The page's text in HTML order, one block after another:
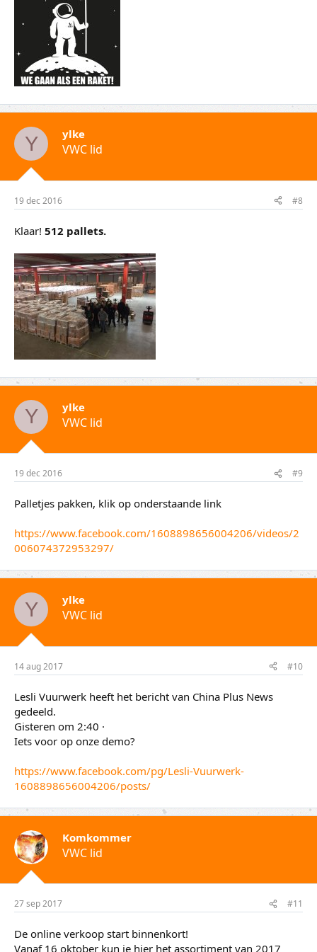
Y ylke
VWC lid
19 dec 2016 #8
Klaar! 512 pallets.
Y ylke
VWC lid
19 dec 2016 #9
Palletjes pakken, klik op onderstaande link
https://www.facebook.com/1608898656004206/videos/2
006074372953297/
Y ylke
VWC lid
14 aug 2017 #10
Lesli Vuurwerk heeft het bericht van China Plus News
gedeeld.
Gisteren om 2:40 ·
Iets voor op onze demo?
https://www.facebook.com/pg/Lesli-Vuurwerk-
1608898656004206/posts/
Komkommer
VWC lid
27 sep 2017 #11
De online verkoop start binnenkort!
Vanaf 16 oktober kun je hier het assortiment van 2017